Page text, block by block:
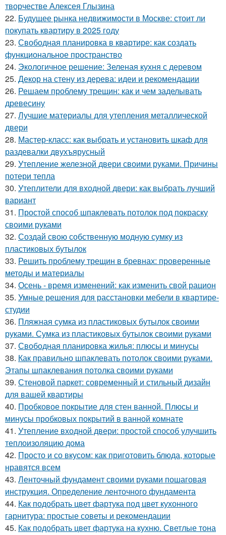
творчестве Алексея Глызина
22. Будущее рынка недвижимости в Москве: стоит ли
покупать квартиру в 2025 году
23. Свободная планировка в квартире: как создать
функциональное пространство
24. Экологичное решение: Зеленая кухня с деревом
25. Декор на стену из дерева: идеи и рекомендации
26. Решаем проблему трещин: как и чем заделывать
древесину
27. Лучшие материалы для утепления металлической
двери
28. Мастер-класс: как выбрать и установить шкаф для
раздевалки двухъярусный
29. Утепление железной двери своими руками. Причины
потери тепла
30. Утеплители для входной двери: как выбрать лучший
вариант
31. Простой способ шпаклевать потолок под покраску
своими руками
32. Создай свою собственную модную сумку из
пластиковых бутылок
33. Решить проблему трещин в бревнах: проверенные
методы и материалы
34. Осень - время изменений: как изменить свой рацион
35. Умные решения для расстановки мебели в квартире-
студии
36. Пляжная сумка из пластиковых бутылок своими
руками. Сумка из пластиковых бутылок своими руками
37. Свободная планировка жилья: плюсы и минусы
38. Как правильно шпаклевать потолок своими руками.
Этапы шпаклевания потолка своими руками
39. Стеновой паркет: современный и стильный дизайн
для вашей квартиры
40. Пробковое покрытие для стен ванной. Плюсы и
минусы пробковых покрытий в ванной комнате
41. Утепление входной двери: простой способ улучшить
теплоизоляцию дома
42. Просто и со вкусом: как приготовить блюда, которые
нравятся всем
43. Ленточный фундамент своими руками пошаговая
инструкция. Определение ленточного фундамента
44. Как подобрать цвет фартука под цвет кухонного
гарнитура: простые советы и рекомендации
45. Как подобрать цвет фартука на кухню. Светлые тона